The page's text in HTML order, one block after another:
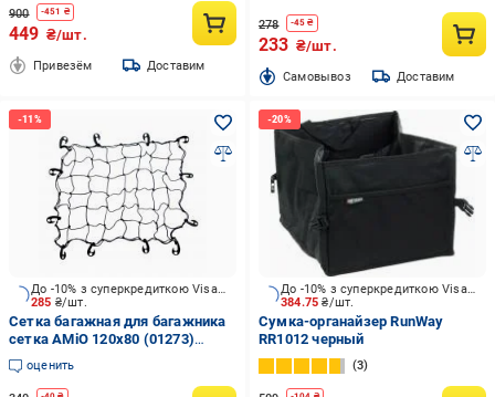
900 -451 ₴
449 ₴/шт.
Привезём Доставим
278 -45 ₴
233 ₴/шт.
Cамовывоз Доставим
285 ₴/шт.
До -10% з суперкредиткою Visa Вигода
Сетка багажная для багажника
сетка AMiO 120х80 (01273)
черный
оценить
384.75₴/шт.
До -10% з суперкредиткою Visa Вигода
Сумка-органайзер RunWay
RR1012 черный
3